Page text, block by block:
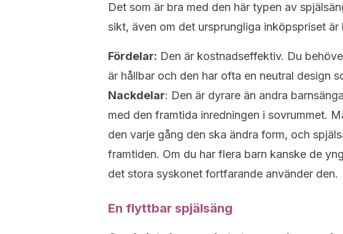
Det som är bra med den här typen av
sikt, även om det ursprungliga inköpspriset är
Fördelar: Den är kostnadseffektiv. Du
är hållbar och den har ofta en neutral design
Nackdelar: Den är dyrare än andra
med den framtida inredningen i sovrummet.
den varje gång den ska ändra form, och
framtiden. Om du har flera barn kanske de
det stora syskonet fortfarande använder den.
En flyttbar spjälsäng